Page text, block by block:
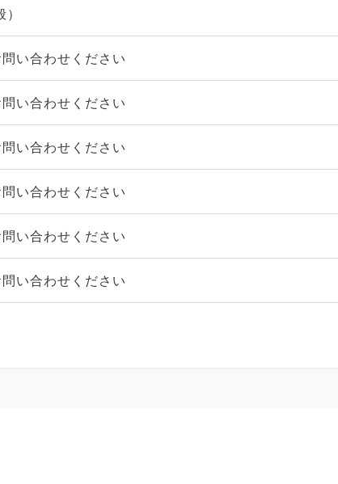
い合わせください
い合わせください
い合わせください
い合わせください
い合わせください
い合わせください